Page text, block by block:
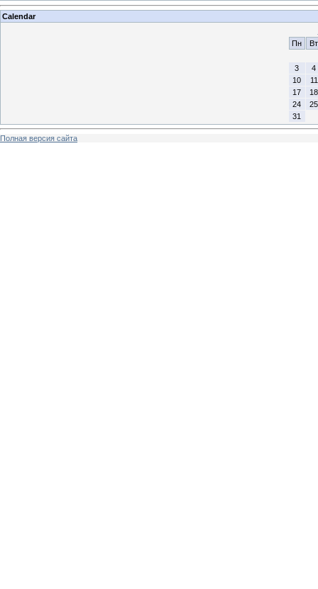
Calendar
Пн
Вт
3
4
10
11
17
18
24
25
31
Полная версия сайта